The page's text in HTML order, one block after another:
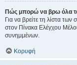
Πώς μπορώ να βρω όλα
Για να βρείτε τη λίστα
στον Πίνακα Ελέγχου
συνημμένων.
Κορυφή